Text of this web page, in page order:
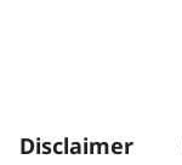
Disclaimer